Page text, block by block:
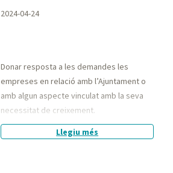
2024-04-24
Donar resposta a les demandes les
empreses en relació amb l’Ajuntament o
amb algun aspecte vinculat amb la seva
necessitat de creixement.
Incorporació d'una prospectora
empresarial fer facilitar la gestió de les
Llegiu més